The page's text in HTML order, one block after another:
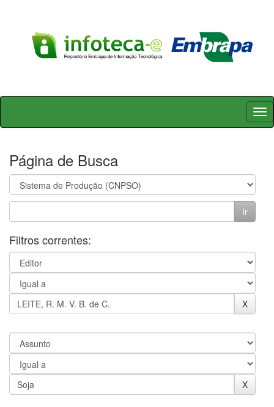
Skip
Página de Busca
Filtros correntes: